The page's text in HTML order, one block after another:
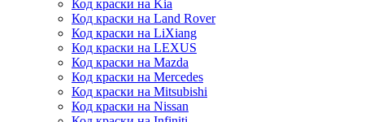
Код краски на Kia
Код краски на Land Rover
Код краски на LiXiang
Код краски на LEXUS
Код краски на Mazda
Код краски на Mercedes
Код краски на Mitsubishi
Код краски на Nissan